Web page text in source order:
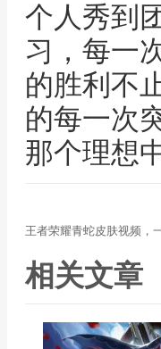
个人秀到
习，每一
的胜利不
的每一次
那个理想
王者荣耀青蛇皮肤视频，
相关文章